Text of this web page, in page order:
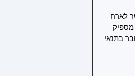
לארח
מספיק
בתנאי